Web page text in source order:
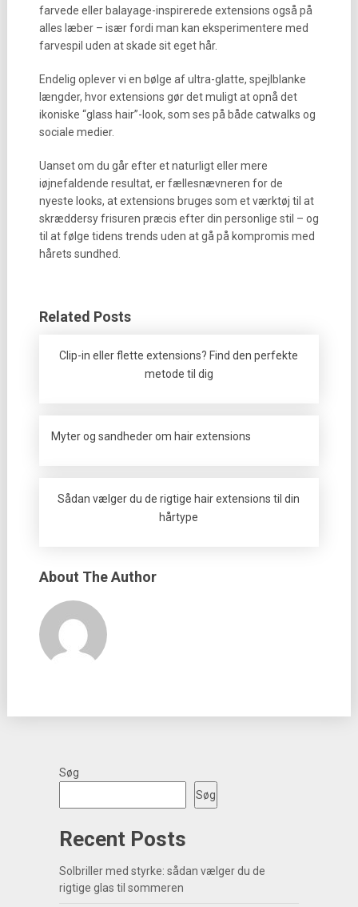
farvede eller balayage-inspirerede extensions også på
alles læber – især fordi man kan eksperimentere med
farvespil uden at skade sit eget hår.
Endelig oplever vi en bølge af ultra-glatte, spejlblanke
længder, hvor extensions gør det muligt at opnå det
ikoniske “glass hair”-look, som ses på både catwalks og
sociale medier.
Uanset om du går efter et naturligt eller mere
iøjnefaldende resultat, er fællesnævneren for de
nyeste looks, at extensions bruges som et værktøj til at
skræddersy frisuren præcis efter din personlige stil – og
til at følge tidens trends uden at gå på kompromis med
hårets sundhed.
Related Posts
Clip-in eller flette extensions? Find den perfekte
metode til dig
Myter og sandheder om hair extensions
Sådan vælger du de rigtige hair extensions til din
hårtype
About The Author
Søg
Søg
Recent Posts
Solbriller med styrke: sådan vælger du de
rigtige glas til sommeren